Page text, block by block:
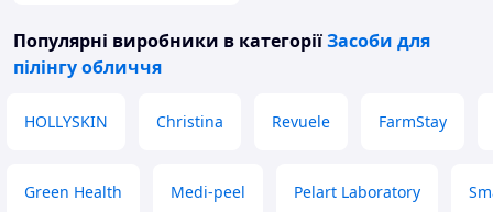
Популярні виробники в категоріїЗасоби для
пілінгу обличчя
HOLLYSKIN Christina Revuele FarmStay
Green Health Medi-peel Pelart Laboratory